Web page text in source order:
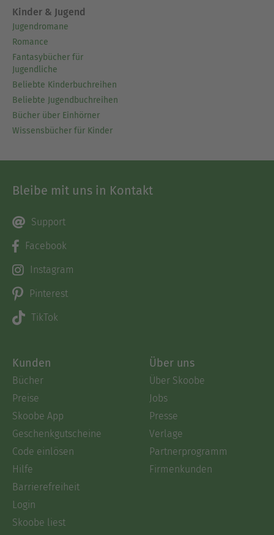
Kinder & Jugend
Jugendromane
Romance
Fantasybücher für
Jugendliche
Beliebte Kinderbuchreihen
Beliebte Jugendbuchreihen
Bücher über Einhörner
Wissensbücher für Kinder
Bleibe mit uns in Kontakt
Support
Facebook
Instagram
Pinterest
TikTok
Kunden
Bücher
Preise
Skoobe App
Geschenkgutscheine
Code einlösen
Hilfe
Barrierefreiheit
Login
Skoobe liest
Über uns
Über Skoobe
Jobs
Presse
Verlage
Partnerprogramm
Firmenkunden